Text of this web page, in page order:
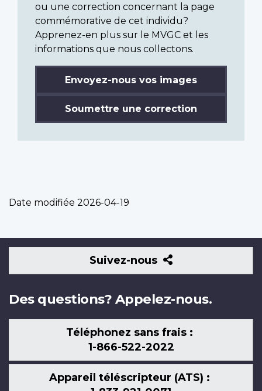
ou une correction concernant la page
commémorative de cet individu?
Apprenez-en plus sur le MVGC et les
informations que nous collectons.
Envoyez-nous vos images
Soumettre une correction
Date modifiée 2026-04-19
Suivez-nous
Suivez-
nous
Des questions? Appelez-nous.
Téléphonez sans frais :
1-866-522-2022
Appareil téléscripteur (ATS) :